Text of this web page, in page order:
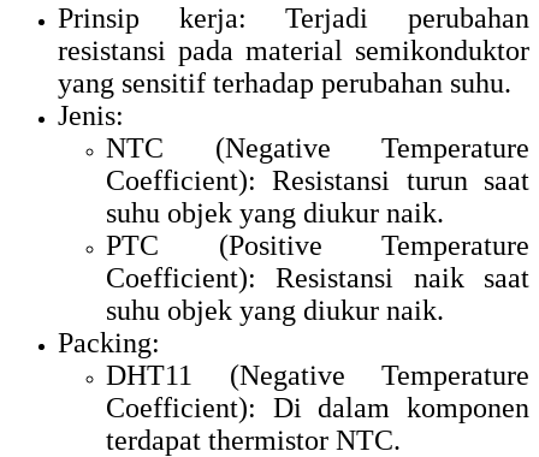
Prinsip kerja: Terjadi perubahan
resistansi pada material semikonduktor
yang sensitif terhadap perubahan suhu.
Jenis:
NTC (Negative Temperature
Coefficient): Resistansi turun saat
suhu objek yang diukur naik.
PTC (Positive Temperature
Coefficient): Resistansi naik saat
suhu objek yang diukur naik.
Packing:
DHT11 (Negative Temperature
Coefficient): Di dalam komponen
terdapat thermistor NTC.